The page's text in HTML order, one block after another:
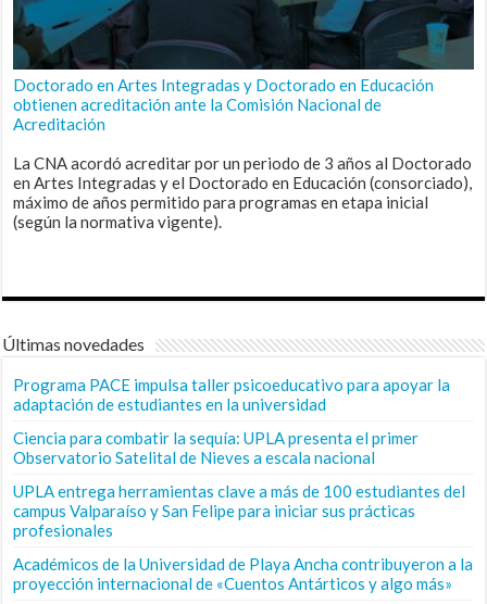
Doctorado en Artes Integradas y Doctorado en Educación
obtienen acreditación ante la Comisión Nacional de
Acreditación
La CNA acordó acreditar por un periodo de 3 años al Doctorado
en Artes Integradas y el Doctorado en Educación (consorciado),
máximo de años permitido para programas en etapa inicial
(según la normativa vigente).
Últimas novedades
Programa PACE impulsa taller psicoeducativo para apoyar la
adaptación de estudiantes en la universidad
Ciencia para combatir la sequía: UPLA presenta el primer
Observatorio Satelital de Nieves a escala nacional
UPLA entrega herramientas clave a más de 100 estudiantes del
campus Valparaíso y San Felipe para iniciar sus prácticas
profesionales
Académicos de la Universidad de Playa Ancha contribuyeron a la
proyección internacional de «Cuentos Antárticos y algo más»